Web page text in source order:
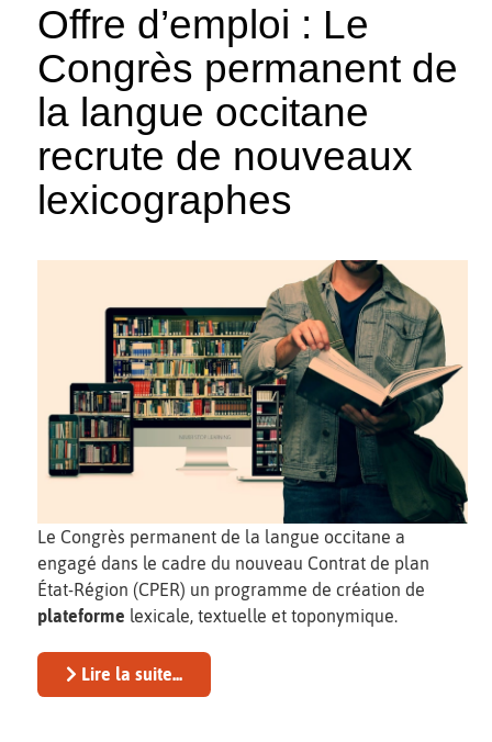
Offre d’emploi : Le
Congrès permanent de
la langue occitane
recrute de nouveaux
lexicographes
Le Congrès permanent de la langue occitane a
engagé dans le cadre du nouveau Contrat de plan
État-Région (CPER) un programme de création de
plateforme lexicale, textuelle et toponymique.
Lire la suite...